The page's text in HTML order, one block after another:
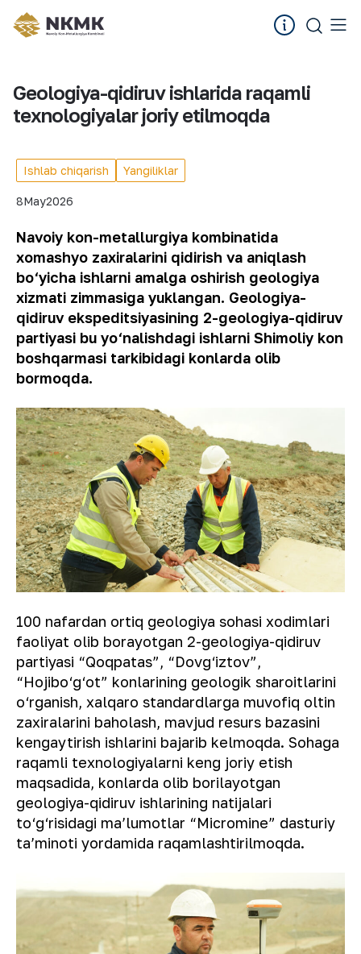
Geologiya-qidiruv ishlarida raqamli
texnologiyalar joriy etilmoqda
Ishlab chiqarish Yangiliklar
8May2026
Navoiy kon-metallurgiya kombinatida
xomashyo zaxiralarini qidirish va aniqlash
bo‘yicha ishlarni amalga oshirish geologiya
xizmati zimmasiga yuklangan. Geologiya-
qidiruv ekspeditsiyasining 2-geologiya-qidiruv
partiyasi bu yo‘nalishdagi ishlarni Shimoliy kon
boshqarmasi tarkibidagi konlarda olib
bormoqda.
100 nafardan ortiq geologiya sohasi xodimlari
faoliyat olib borayotgan 2-geologiya-qidiruv
partiyasi “Qoqpatas”, “Dovg‘iztov”,
“Hojibo‘g‘ot” konlarining geologik sharoitlarini
o‘rganish, xalqaro standardlarga muvofiq oltin
zaxiralarini baholash, mavjud resurs bazasini
kengaytirish ishlarini bajarib kelmoqda. Sohaga
raqamli texnologiyalarni keng joriy etish
maqsadida, konlarda olib borilayotgan
geologiya-qidiruv ishlarining natijalari
to‘g‘risidagi maʼlumotlar “Micromine” dasturiy
taʼminoti yordamida raqamlashtirilmoqda.